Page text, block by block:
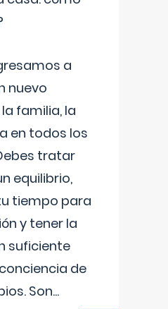
a
nuevo
familia, la
en todos los
tratar
equilibrio,
tiempo para
y tener la
suficiente
de
Son...